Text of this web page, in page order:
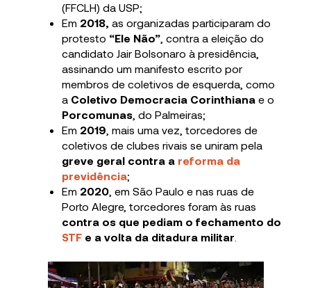
(FFCLH) da USP;
Em 2018, as organizadas participaram do
protesto “Ele Não” , contra a eleição do
candidato Jair Bolsonaro à presidência,
assinando um manifesto escrito por
membros de coletivos de esquerda, como
a Coletivo Democracia Corinthiana e o
Porcomunas , do Palmeiras;
Em 2019 , mais uma vez, torcedores de
coletivos de clubes rivais se uniram pela
greve geral contra a reforma da
previdência;
Em 2020 , em São Paulo e nas ruas de
Porto Alegre, torcedores foram às ruas
contra os que pediam o fechamento do
STF e a volta da ditadura militar